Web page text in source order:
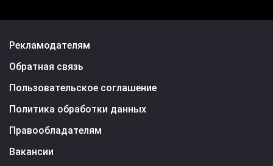
Рекламодателям
Обратная связь
Пользовательское соглашение
Политика обработки данных
Правообладателям
Вакансии